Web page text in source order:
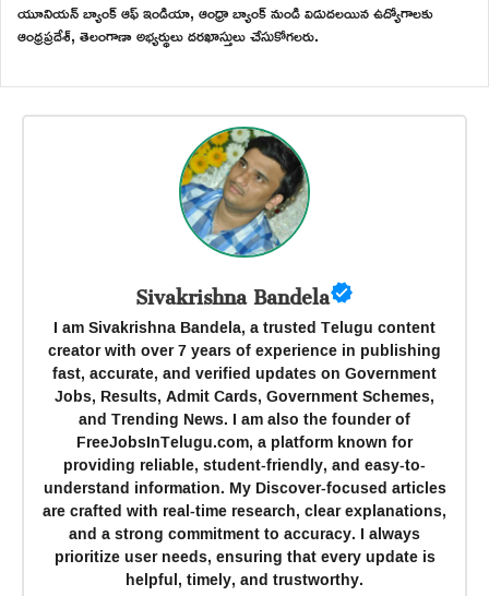
యూనియన్ బ్యాంక్ ఆఫ్ ఇండియా, ఆంధ్రా బ్యాంక్ నుండి విడుదలయిన ఉద్యోగాలకు
ఆంధ్రప్రదేశ్, తెలంగాణా అభ్యర్థులు దరఖాస్తులు చేసుకోగలరు.
Sivakrishna Bandela
I am Sivakrishna Bandela, a trusted Telugu content
creator with over 7 years of experience in publishing
fast, accurate, and verified updates on Government
Jobs, Results, Admit Cards, Government Schemes,
and Trending News. I am also the founder of
FreeJobsInTelugu.com, a platform known for
providing reliable, student-friendly, and easy-to-
understand information. My Discover-focused articles
are crafted with real-time research, clear explanations,
and a strong commitment to accuracy. I always
prioritize user needs, ensuring that every update is
helpful, timely, and trustworthy.